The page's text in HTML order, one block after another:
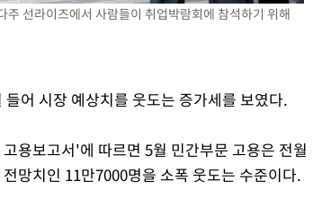
선라이즈에서 사람들이 취업박람회에 참석하기 위해
어 시장 예상치를 웃도는 증가세를 보였다.
용보고서'에 따르면 5월 민간부문 고용은 전월
망치인 11만7000명을 소폭 웃도는 수준이다.